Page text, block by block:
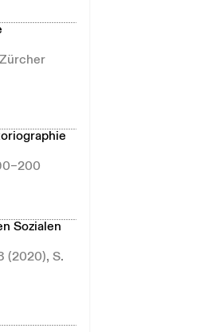
Sozialen
(2020), S.